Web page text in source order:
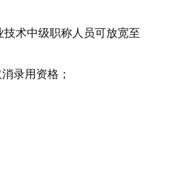
技术中级职称人员可放宽至
录用资格；